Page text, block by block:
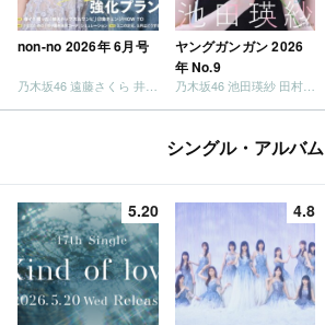
non-no 2026年 6月号
ヤングガンガン 2026
年 No.9
乃木坂46 池田瑛紗 田村真佑
シングル・アルバム
5.20 4.8